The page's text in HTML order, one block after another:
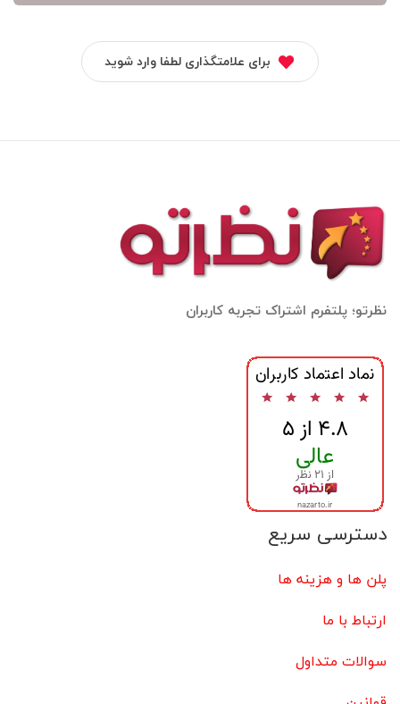
برای علامتگذاری لطفا وارد شوید
نظرتو؛ پلتفرم اشتراک تجربه کاربران
دسترسی سریع
پلن ها و هزینه ها
ارتباط با ما
سوالات متداول